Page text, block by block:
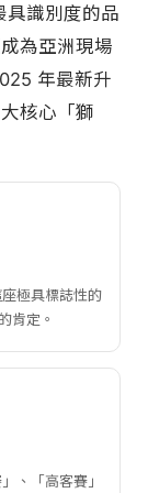
識別度的品
為亞洲現場
年最新升
核心「獅
極具標誌性的
肯定。
、「高客賽」